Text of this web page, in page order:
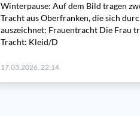
Winterpause: Auf dem Bild tragen
Tracht aus Oberfranken, die sich
auszeichnet: Frauentracht Die Frau
Tracht: Kleid/D
17.03.2026, 22:14